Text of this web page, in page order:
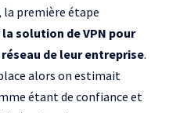
première étape
solution de VPN pour
de leur entreprise.
alors on estimait
étant de confiance et